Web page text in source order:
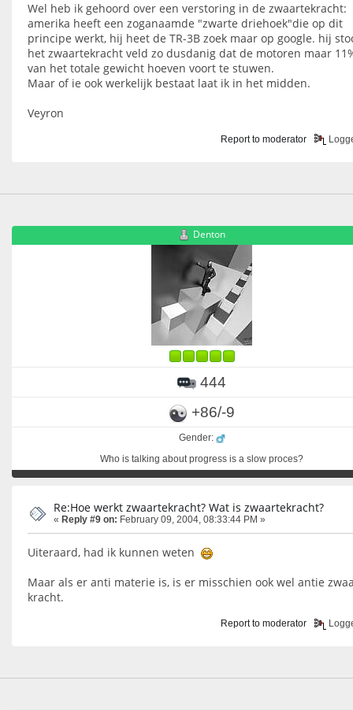
Wel heb ik gehoord over een verstoring in de zwaartekracht:
amerika heeft een zoganaamde "zwarte driehoek"die op dit
principe werkt, hij heet de TR-3B zoek maar op google. hij
het zwaartekracht veld zo dusdanig dat de motoren maar
van het totale gewicht hoeven voort te stuwen.
Maar of ie ook werkelijk bestaat laat ik in het midden.
Veyron
Report to moderator
Denton
444
+86/-9
Gender:
Who is talking about progress is a slow proces?
Re:Hoe werkt zwaartekracht? Wat is zwaartekracht?
« Reply #9 on: February 09, 2004, 08:33:44 PM »
Uiteraard, had ik kunnen weten
Maar als er anti materie is, is er misschien ook wel antie
kracht.
Report to moderator